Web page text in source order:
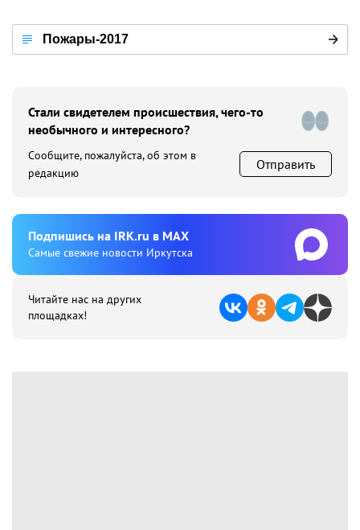
Пожары-2017
Стали свидетелем происшествия, чего-то
необычного и интересного?
Сообщите, пожалуйста, об этом в
редакцию
Отправить
Подпишиcь на IRK.ru в MAX
Cамые свежие новости Иркутска
Читайте нас на других
площадках!